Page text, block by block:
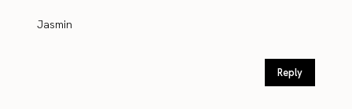
Jasmin
Reply